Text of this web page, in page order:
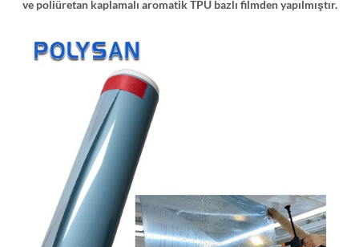
ve poliüretan kaplamalı aromatik TPU bazlı filmden yapılmıştır.